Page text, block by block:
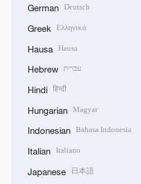
German Deutsch
Greek Ελληνικά
Hausa Hausa
Hebrew עברית
Hindi हिन्दी
Hungarian Magyar
Indonesian Bahasa Indonesia
Italian Italiano
Japanese 日本語